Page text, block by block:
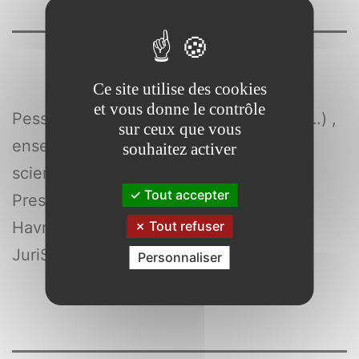
Pessina-Dassonville , Stéphane (1972-….) ,
enseignant-chercheur en droit privé et
sciences criminelles
Presses universitaires de Rouen et du
Havre
JuriS-Seine
Ce site utilise des cookies
et vous donne le contrôle
sur ceux que vous
souhaitez activer
Tout accepter
Tout refuser
Personnaliser